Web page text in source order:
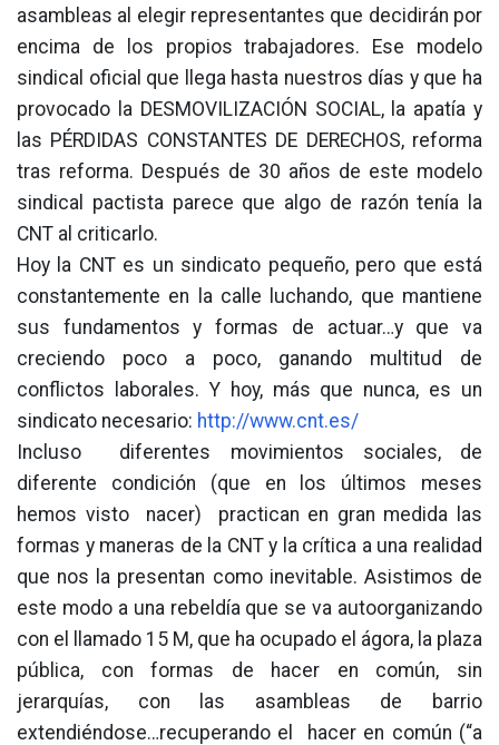
asambleas al elegir representantes que decidirán por
encima de los propios trabajadores. Ese modelo
sindical oficial que llega hasta nuestros días y que ha
provocado la DESMOVILIZACIÓN SOCIAL, la apatía y
las PÉRDIDAS CONSTANTES DE DERECHOS, reforma
tras reforma. Después de 30 años de este modelo
sindical pactista parece que algo de razón tenía la
CNT al criticarlo.
Hoy la CNT es un sindicato pequeño, pero que está
constantemente en la calle luchando, que mantiene
sus fundamentos y formas de actuar…y que va
creciendo poco a poco, ganando multitud de
conflictos laborales. Y hoy, más que nunca, es un
sindicato necesario: http://www.cnt.es/
Incluso diferentes movimientos sociales, de
diferente condición (que en los últimos meses
hemos visto nacer) practican en gran medida las
formas y maneras de la CNT y la crítica a una realidad
que nos la presentan como inevitable. Asistimos de
este modo a una rebeldía que se va autoorganizando
con el llamado 15 M, que ha ocupado el ágora, la plaza
pública, con formas de hacer en común, sin
jerarquías, con las asambleas de barrio
extendiéndose…recuperando el hacer en común (“a